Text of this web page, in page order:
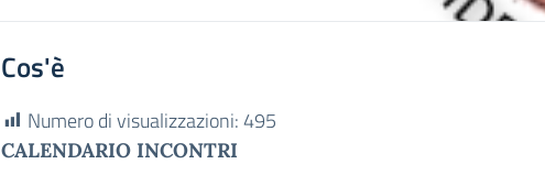
Cos'è
Numero di visualizzazioni:495
CALENDARIO INCONTRI